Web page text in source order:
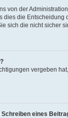
von der
die
sich die nicht sicher
vergeben
eines